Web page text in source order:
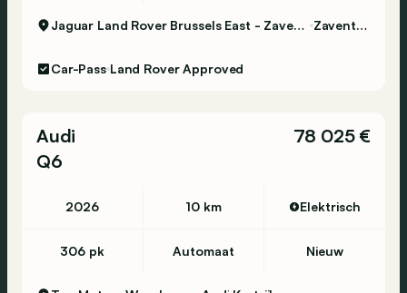
Jaguar Land Rover Brussels East - Zaventem Zaventem
Car-Pass Land Rover Approved
Audi
Q6
78 025 €
2026 10 km Elektrisch
306 pk Automaat Nieuw